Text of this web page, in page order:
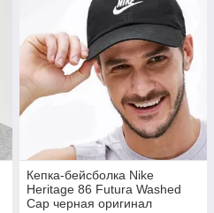
Кепка-бейсболка Nike
Heritage 86 Futura Washed
Cap черная оригинал